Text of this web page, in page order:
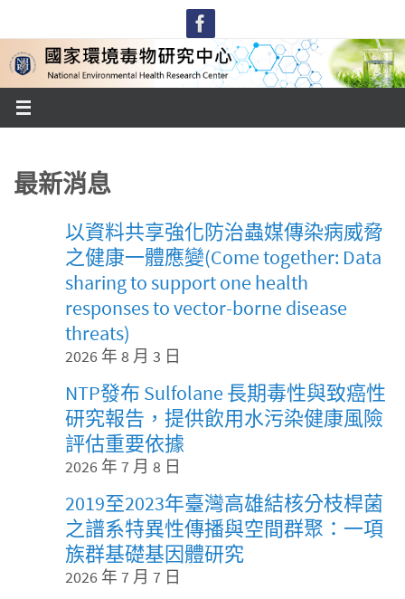
content
最新消息
以資料共享強化防治蟲媒傳染病威脅
之健康一體應變(Come together: Data
sharing to support one health
responses to vector-borne disease
threats)
2026 年 8 月 3 日
NTP發布 Sulfolane 長期毒性與致癌性
研究報告，提供飲用水污染健康風險
評估重要依據
2026 年 7 月 8 日
2019至2023年臺灣高雄結核分枝桿菌
之譜系特異性傳播與空間群聚：一項
族群基礎基因體研究
2026 年 7 月 7 日